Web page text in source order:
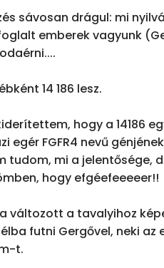
sávosan drágul: mi
emberek vagyunk
14 186 lesz.
hogy a 14186
egér FGFR4 nevű
tudom, mi a jelentősége,
hogy efgéefeeeeer!!
változott a tavalyihoz
futni Gergővel, neki az
t.